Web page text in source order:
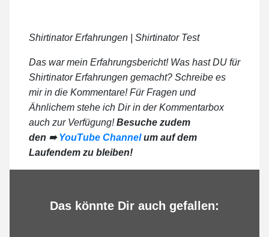
Shirtinator Erfahrungen | Shirtinator Test
Das war mein Erfahrungsbericht! Was hast DU für
Shirtinator Erfahrungen gemacht? Schreibe es
mir in die Kommentare! Für Fragen und
Ähnlichem stehe ich Dir in der Kommentarbox
auch zur Verfügung!Besuche zudem
den ➠ YouTube Channel um auf dem
Laufendem zu bleiben!
Das könnte Dir auch gefallen: